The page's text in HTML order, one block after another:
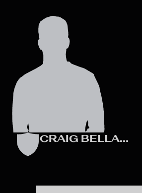
CRAIG BELLAMY